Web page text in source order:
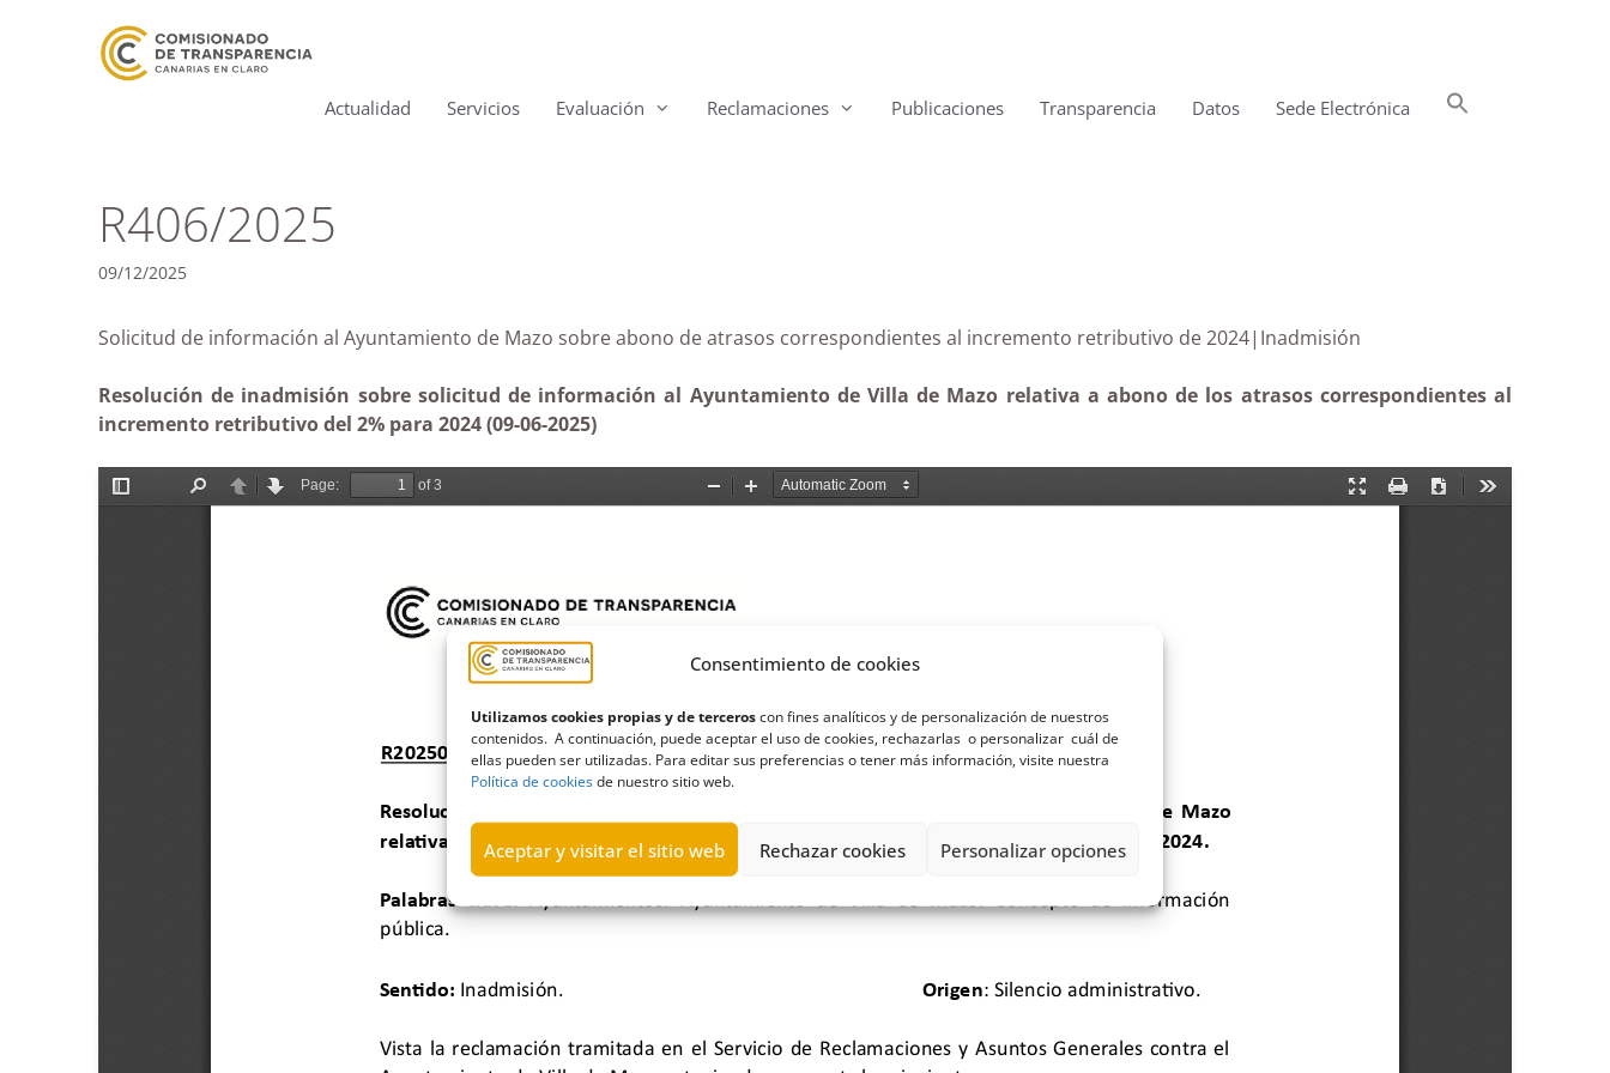
Consentimiento de cookies
Utilizamos cookies propias y de terceroscon fines analíticos y de personalización de nuestros
contenidos. A continuación, puede aceptar el uso de cookies, rechazarlas o personalizar cuál de
ellas pueden ser utilizadas. Para editar sus preferencias o tener más información, visite nuestra
Política de cookiesde nuestro sitio web.
Aceptar y visitar el sitio web Rechazar cookies Personalizar opciones
Actualidad Servicios Evaluación Reclamaciones Publicaciones Transparencia Datos Sede Electrónica
R406/2025
09/12/2025
Solicitud de información al Ayuntamiento de Mazo sobre abono de atrasos correspondientes al incremento retributivo de 2024|Inadmisión
Resolución de inadmisión sobre solicitud de información al Ayuntamiento de Villa de Mazo relativa a abono de los atrasos correspondientes al
incremento retributivo del 2% para 2024 (09-06-2025)